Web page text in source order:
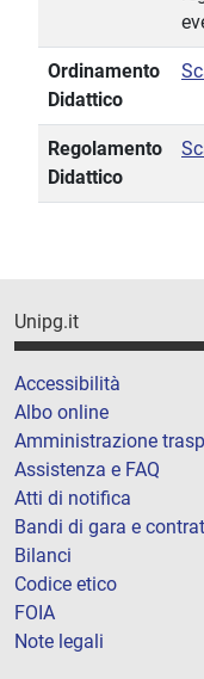
Ordinamento
Didattico
Regolamento
Didattico
Unipg.it
Accessibilità
Albo online
Amministrazione
Assistenza e FAQ
Atti di notifica
Bandi di gara e
Bilanci
Codice etico
FOIA
Note legali